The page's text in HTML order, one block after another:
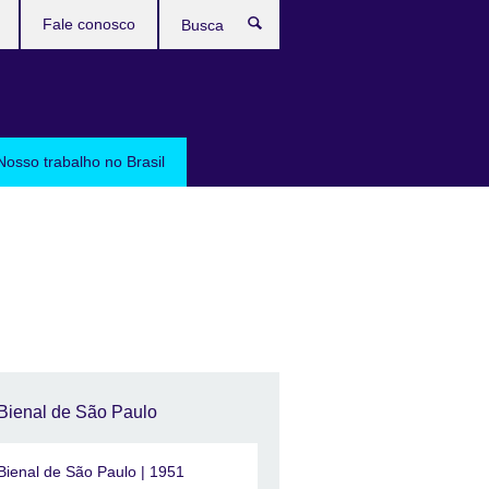
trabalho no Brasil
Fale conosco
de São Paulo
de São Paulo | 1951